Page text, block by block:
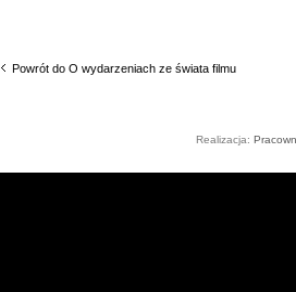
Powrót do O wydarzeniach ze świata filmu
Realizacja: